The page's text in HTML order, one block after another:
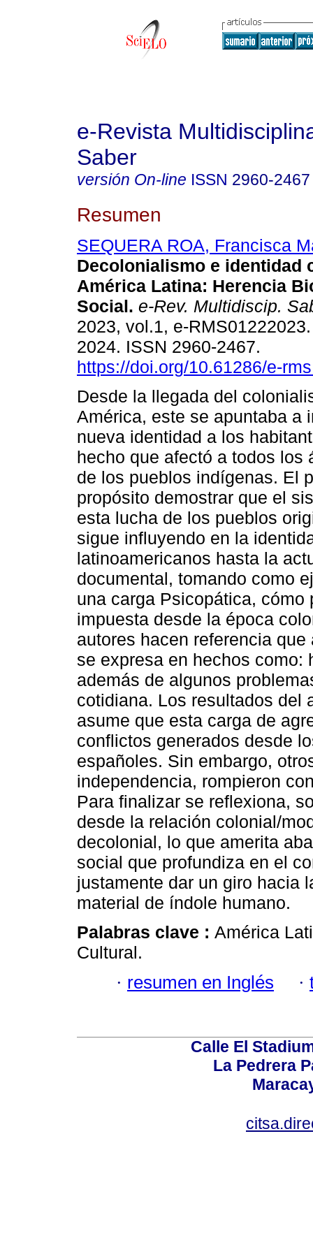
e-Revista
Saber
versión On-line ISSN 2960-2467
Resumen
SEQUERA ROA, Francisca
Decolonialismo e identidad
América Latina: Herencia
Social. e-Rev. Multidiscip.
2023, vol.1, e-
2024. ISSN 2960-2467.
https://doi.org/10.61286/e-
Desde la llegada del
América, este se apuntaba a
nueva identidad a los
hecho que afectó a todos los
de los pueblos indígenas. El
propósito demostrar que el
esta lucha de los pueblos
sigue influyendo en la
latinoamericanos hasta la
documental, tomando como
una carga Psicopática,
impuesta desde la época
autores hacen referencia
se expresa en hechos
además de algunos
cotidiana. Los resultados del
asume que esta carga de
conflictos generados desde
españoles. Sin embargo,
independencia, rompieron
Para finalizar se reflexiona,
desde la relación colonial/
decolonial, lo que amerita
social que profundiza en el
justamente dar un giro hacia
material de índole humano.
Palabras clave : América
Cultural.
· resumen en Inglés ·
Calle El
La Pedrera